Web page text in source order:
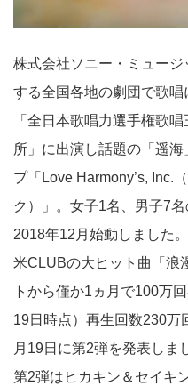
株式会社ソニー・ミュー
する全国各地の劇団で歌
「全日本歌唱力選手権歌
所」に出演し話題の「遥
プ「Love Harmony’s, Inc.
ク）」。女子1名、男子7
2018年12月始動しました
米CLUBの大ヒット曲「浪
トから僅か1ヵ月で100万
19日時点）再生回数230万
月19日に第2弾を発表しま
第2弾はヒカキン＆セイキ